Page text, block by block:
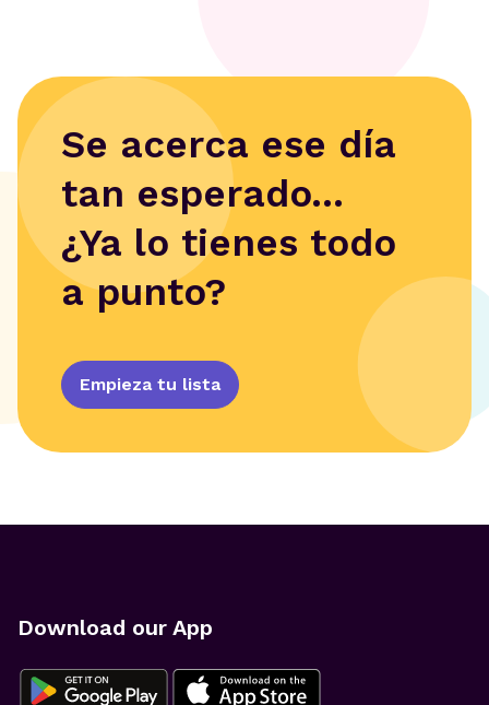
Se acerca ese día
tan esperado...
¿Ya lo tienes todo
a punto?
Empieza tu lista
Download our App